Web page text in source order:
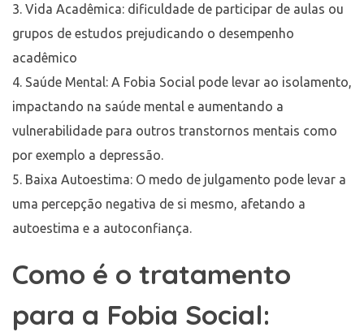
Vida Acadêmica: dificuldade de participar de aulas ou
grupos de estudos prejudicando o desempenho
acadêmico
Saúde Mental: A Fobia Social pode levar ao isolamento,
impactando na saúde mental e aumentando a
vulnerabilidade para outros transtornos mentais como
por exemplo a depressão.
Baixa Autoestima: O medo de julgamento pode levar a
uma percepção negativa de si mesmo, afetando a
autoestima e a autoconfiança.
Como é o tratamento
para a Fobia Social: